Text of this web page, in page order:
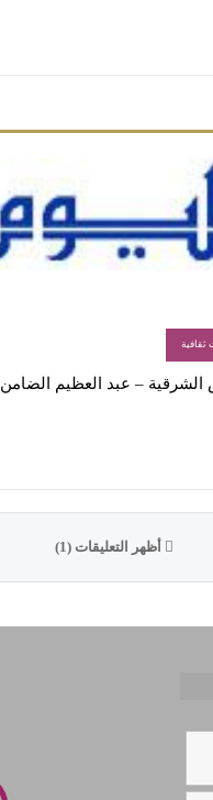
ثقافية
– عبد العظيم الضامن
أظهر التعليقات (1)